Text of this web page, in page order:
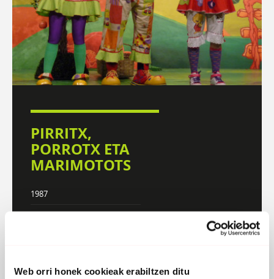
Web orri honek cookieak erabiltzen ditu
PIRRITX,
PORROTX ETA
MARIMOTOTS
1987